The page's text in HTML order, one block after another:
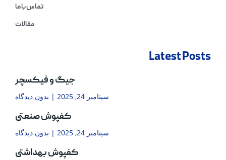
تماس با ما
مقالات
Latest Posts
جیگ و فیکسچر
سپتامبر 24, 2025 بدون دیدگاه
کفپوش صنعتی
سپتامبر 24, 2025 بدون دیدگاه
کفپوش بهداشتی